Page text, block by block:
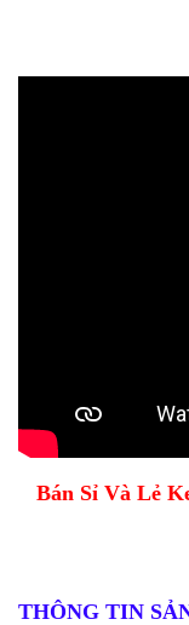
Bán Sỉ Và Lẻ
THÔNG TIN